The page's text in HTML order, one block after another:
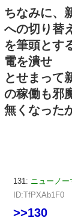
ちなみに、
への切り替
を筆頭とす
電を潰せ
とせまって
の稼働も邪
無くなった
131: ニューノー
ID:TfPXAb1F0
>>130